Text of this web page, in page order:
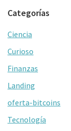
Categorías
Ciencia
Curioso
Finanzas
Landing
oferta-bitcoins
Tecnología